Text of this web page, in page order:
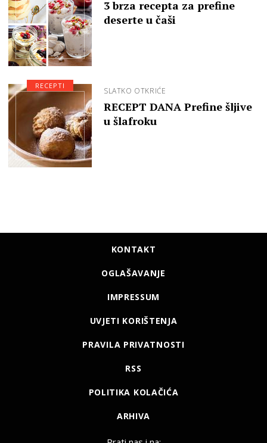
3 brza recepta za prefine
deserte u čaši
SLATKO OTKRIĆE
RECEPT DANA Prefine šljive
u šlafroku
RECEPTI
KONTAKT
OGLAŠAVANJE
IMPRESSUM
UVJETI KORIŠTENJA
PRAVILA PRIVATNOSTI
RSS
POLITIKA KOLAČIĆA
ARHIVA